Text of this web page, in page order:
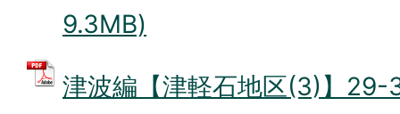
9.3MB)
津波編【津軽石地区(3)】